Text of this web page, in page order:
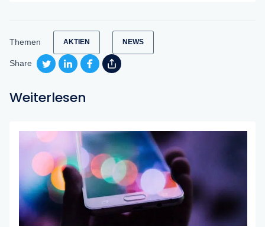
Themen AKTIEN NEWS
Share
Weiterlesen